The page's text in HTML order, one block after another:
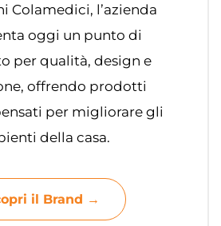
Colamedici, l’azienda
oggi un punto di
per qualità, design e
offrendo prodotti
per migliorare gli
della casa.
il Brand →